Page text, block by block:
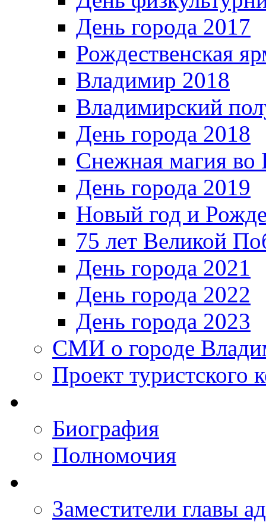
День города 2017
Рождественская
Владимир 2018
Владимирский
День города 2018
Снежная магия во
День города 2019
Новый год и
75 лет Великой
День города 2021
День города 2022
День города 2023
СМИ о городе
Проект туристского
Биография
Полномочия
Заместители главы